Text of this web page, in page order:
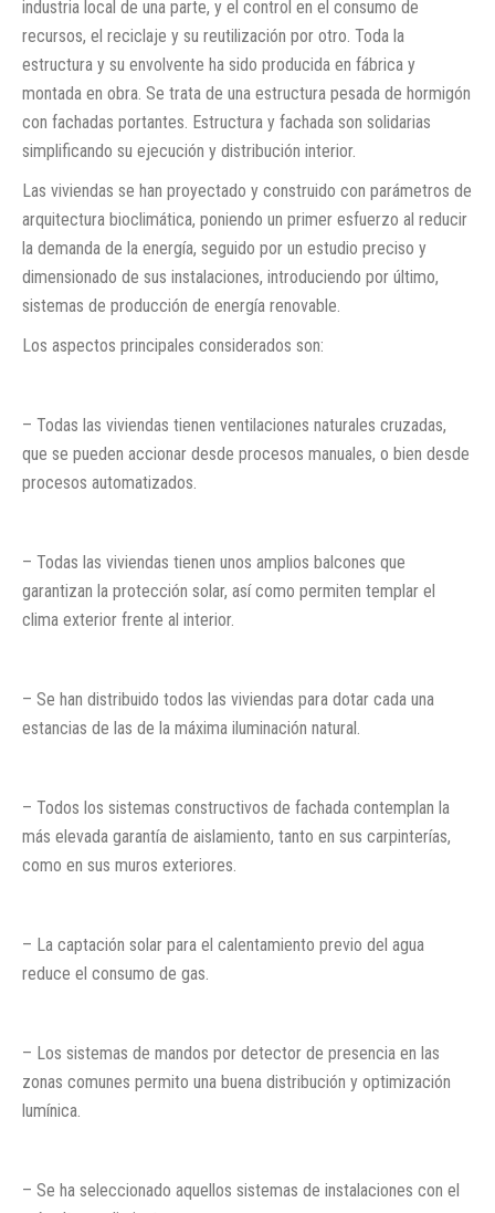
industria local de una parte, y el control en el consumo de
recursos, el reciclaje y su reutilización por otro. Toda la
estructura y su envolvente ha sido producida en fábrica y
montada en obra. Se trata de una estructura pesada de hormigón
con fachadas portantes. Estructura y fachada son solidarias
simplificando su ejecución y distribución interior.
Las viviendas se han proyectado y construido con parámetros de
arquitectura bioclimática, poniendo un primer esfuerzo al reducir
la demanda de la energía, seguido por un estudio preciso y
dimensionado de sus instalaciones, introduciendo por último,
sistemas de producción de energía renovable.
Los aspectos principales considerados son:
– Todas las viviendas tienen ventilaciones naturales cruzadas,
que se pueden accionar desde procesos manuales, o bien desde
procesos automatizados.
– Todas las viviendas tienen unos amplios balcones que
garantizan la protección solar, así como permiten templar el
clima exterior frente al interior.
– Se han distribuido todos las viviendas para dotar cada una
estancias de las de la máxima iluminación natural.
– Todos los sistemas constructivos de fachada contemplan la
más elevada garantía de aislamiento, tanto en sus carpinterías,
como en sus muros exteriores.
– La captación solar para el calentamiento previo del agua
reduce el consumo de gas.
– Los sistemas de mandos por detector de presencia en las
zonas comunes permito una buena distribución y optimización
lumínica.
– Se ha seleccionado aquellos sistemas de instalaciones con el